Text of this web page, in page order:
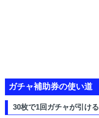
ガチャ補助券の使い道
30枚で1回ガチャが引ける